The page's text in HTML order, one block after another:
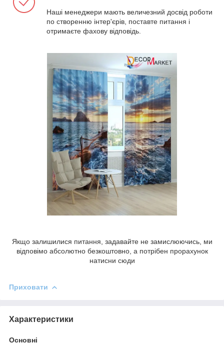
Наші менеджери мають величезний досвід роботи
по створенню інтер'єрів, поставте питання і
отримаєте фахову відповідь.
Якщо залишилися питання, задавайте не замислюючись, ми
відповімо абсолютно безкоштовно, а потрібен прорахунок
натисни сюди
Приховати
Характеристики
Основні